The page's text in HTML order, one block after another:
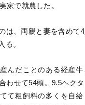
家で就農した。
は、両親と妻を含めて
る。
んだことのある経産牛
わせて54頭。9.5ヘク
て粗飼料の多くを自